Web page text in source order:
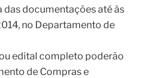
das documentações até às
no Departamento de
edital completo poderão
de Compras e